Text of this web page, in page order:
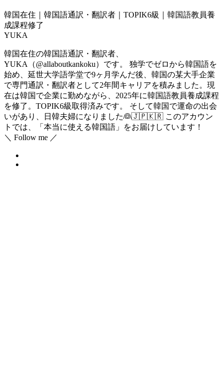
韓国在住｜韓国語通訳・翻訳者｜TOPIK6級｜韓国語教員養
成課程修了
YUKA
韓国在住の韓国語通訳・翻訳者、
YUKA（@allaboutkankoku）です。 独学でゼロから韓国語を
始め、延世大学語学堂で9ヶ月学んだ後、韓国の某大手企業
で専門通訳・翻訳者として2年間キャリアを積みました。現
在は韓国で企業に勤めながら、2025年に韓国語教員養成課程
を修了。TOPIK6級取得済みです。 そして韓国で運命の出会
いがあり、日韓夫婦になりました👰🇯🇵🇰🇷 このアカウン
トでは、「本当に使える韓国語」をお届けしています！
＼ Follow me ／